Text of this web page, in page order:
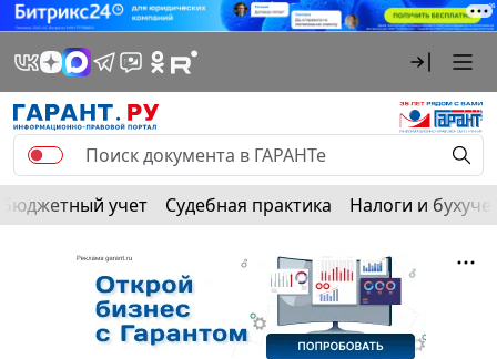
Бюджетный учет Судебная практика Налоги и